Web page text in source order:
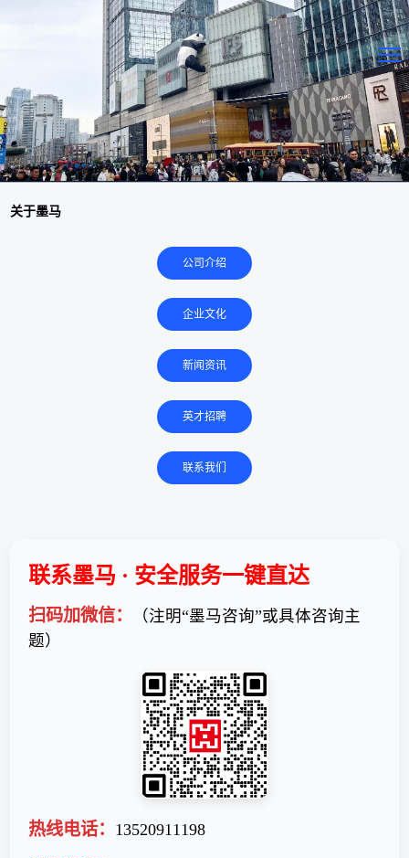
关于墨马
公司介绍
企业文化
新闻资讯
英才招聘
联系我们
联系墨马 · 安全服务一键直达
扫码加微信：
（注明“墨马咨询”或具体咨询主
题）
热线电话： 13520911198